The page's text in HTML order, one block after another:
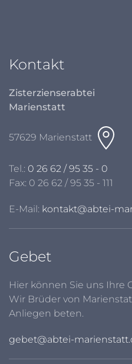
Kontakt
Zisterzienserabtei
Marienstatt
57629 Marienstatt
Tel.: 0 26 62 / 95 35 - 0
Fax: 0 26 62 / 95 35 - 111
E-Mail: kontakt@abtei-
Gebet
Hier können Sie uns Ihre
Wir Brüder von
Anliegen beten.
gebet@abtei-